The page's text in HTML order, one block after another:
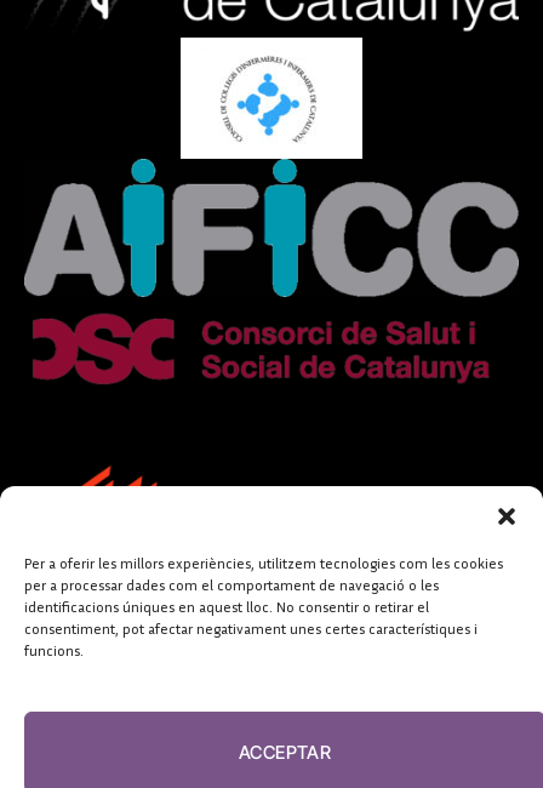
Per a oferir les millors experiències, utilitzem tecnologies com les cookies
per a processar dades com el comportament de navegació o les
identificacions úniques en aquest lloc. No consentir o retirar el
consentiment, pot afectar negativament unes certes característiques i
funcions.
ACCEPTAR
FUNDACIÓ